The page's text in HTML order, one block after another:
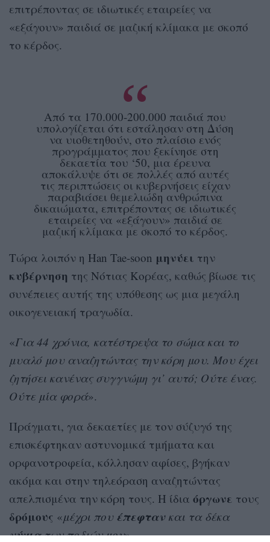
επιτρέποντας σε ιδιωτικές εταιρείες να
«εξάγουν» παιδιά σε μαζική κλίμακα με σκοπό
το κέρδος.
Από τα 170.000-200.000 παιδιά που
υπολογίζεται ότι εστάλησαν στη Δύση
να υιοθετηθούν, στο πλαίσιο ενός
προγράμματος που ξεκίνησε στη
δεκαετία του ‘50, μια έρευνα
αποκάλυψε ότι σε πολλές από αυτές
τις περιπτώσεις οι κυβερνήσεις είχαν
παραβιάσει θεμελιώδη ανθρώπινα
δικαιώματα, επιτρέποντας σε ιδιωτικές
εταιρείες να «εξάγουν» παιδιά σε
μαζική κλίμακα με σκοπό το κέρδος.
Τώρα λοιπόν η Han Tae-soon μηνύει την
κυβέρνηση της Νότιας Κορέας, καθώς βίωσε τις
συνέπειες αυτής της υπόθεσης ως μια μεγάλη
οικογενειακή τραγωδία.
«Για 44 χρόνια, κατέστρεψα το σώμα και το
μυαλό μου αναζητώντας την κόρη μου. Μου έχει
ζητήσει κανένας συγγνώμη γι’ αυτό; Ούτε ένας.
Ούτε μία φορά».
Πράγματι, για δεκαετίες με τον σύζυγό της
επισκέφτηκαν αστυνομικά τμήματα και
ορφανοτροφεία, κόλλησαν αφίσες, βγήκαν
ακόμα και στην τηλεόραση αναζητώντας
απελπισμένα την κόρη τους. Η ίδια όργωνε τους
δρόμους «μέχρι που έπεφτανκαι τα δέκα
νύχιατων ποδιών μου».